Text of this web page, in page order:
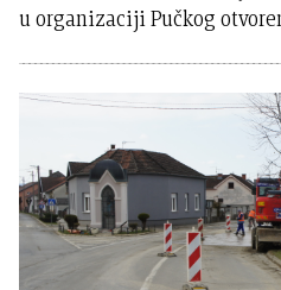
u organizaciji Pučkog